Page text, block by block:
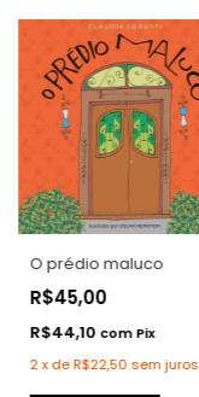
O prédio maluco
R$45,00
R$44,10 comPix
2 xdeR$22,50 sem juros